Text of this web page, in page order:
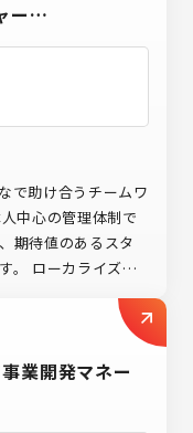
ー
で助け合うチームワ
中心の管理体制で
期待値のあるスタ
。 ローカライズを
とする方、興味関
です。
業開発マネー